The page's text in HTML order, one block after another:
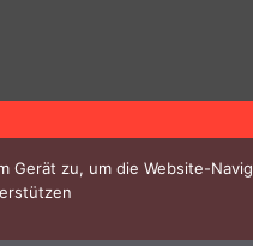
Gerät zu, um die Website-